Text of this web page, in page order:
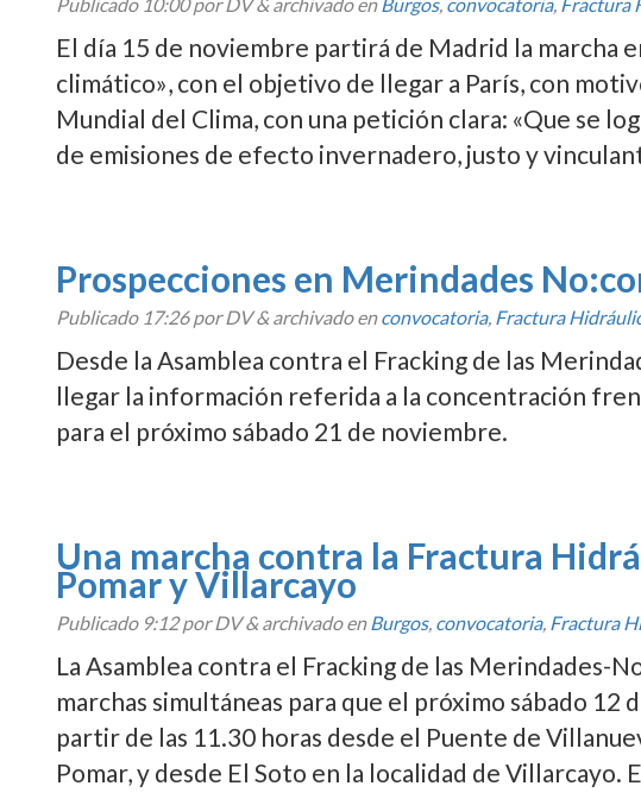
El dí­a 15 de noviembre partirá de Madrid la marcha
climático», con el objetivo de llegar a Parí­s, con
Mundial del Clima, con una petición clara: «Que se
de emisiones de efecto invernadero, justo y
Prospecciones en Merindades
Publicado 17:26por DV&archivado enconvocatoria, Fractura
Desde la Asamblea contra el Fracking de las
llegar la información referida a la concentración
para el próximo sábado 21 de noviembre.
Una marcha contra la Fractura
Pomar y Villarcayo
Publicado 9:12por DV&archivado enBurgos, convocatoria, Fractura
La Asamblea contra el Fracking de las Merindades-
marchas simultáneas para que el próximo sábado 12
partir de las 11.30 horas desde el Puente de
Pomar, y desde El Soto en la localidad de Villarcayo.